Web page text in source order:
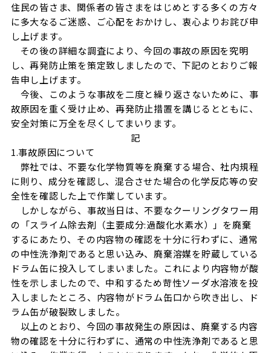
住民の皆さま、関係者の皆さまをはじめとする多くの方々
に多大なるご迷惑、ご心配をおかけし、衷心よりお詫び申
し上げます。
その後の詳細な調査により、今回の事故の原因を究明
し、再発防止策を策定致しましたので、下記のとおりご報
告申し上げます。
今後、このような事故を二度と繰り返さないために、事
故原因を重く受け止め、再発防止措置を講じるとともに、
安全対策に万全を尽くしてまいります。
記
1.事故原因について
弊社では、不要な化学物質等を廃棄する場合、社内規程
に則り、成分を確認し、混合させた場合の化学反応等の安
全性を確認した上で作業しています。
しかしながら、事故当日は、不要なクーリングタワー用
の「スライム除去剤（主要成分:過酸化水素水）」を廃棄
するにあたり、その内容物の確認を十分に行わずに、通常
の中性洗浄剤であると思い込み、廃棄溶媒を貯蔵している
ドラム缶に投入してしまいました。これにより内容物が酸
性を示しましたので、中和するため苛性ソーダ水溶液を投
入しましたところ、内容物がドラム缶口から吹き出し、ド
ラム缶が破裂致しました。
以上のとおり、今回の事故発生の原因は、廃棄する内容
物の確認を十分に行わずに、通常の中性洗浄剤であると思